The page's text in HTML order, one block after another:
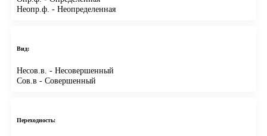
Неопр.ф. - Неопределенная
Вид:
Несов.в. - Несовершенный
Сов.в - Совершенный
Переходность: